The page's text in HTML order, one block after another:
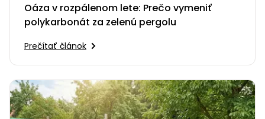
Oáza v rozpálenom lete: Prečo vymeniť
polykarbonát za zelenú pergolu
Prečítať článok